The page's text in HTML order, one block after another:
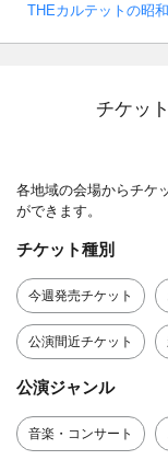
THEカルテットの昭
チケッ
各地域の会場からチケ
ができます。
チケット種別
今週発売チケット
公演間近チケット
公演ジャンル
音楽・コンサート